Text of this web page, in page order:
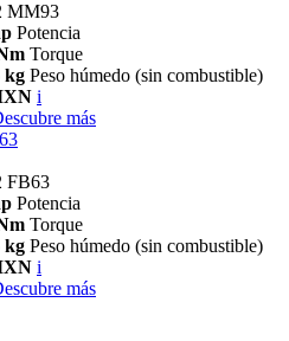
MM93
Potencia
Torque
kg Peso húmedo (sin combustible)
i
más
FB63
Potencia
Torque
kg Peso húmedo (sin combustible)
i
más